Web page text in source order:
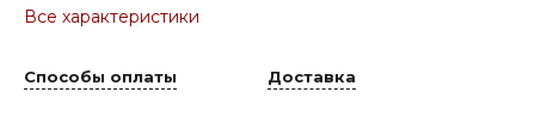
Все характеристики
Способы оплаты Доставка